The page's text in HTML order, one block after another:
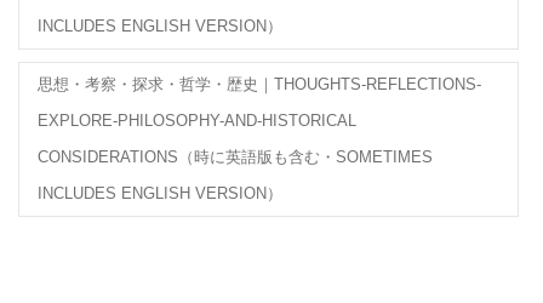
INCLUDES ENGLISH VERSION）
思想・考察・探求・哲学・歴史｜THOUGHTS-REFLECTIONS-
EXPLORE-PHILOSOPHY-AND-HISTORICAL
CONSIDERATIONS（時に英語版も含む・SOMETIMES
INCLUDES ENGLISH VERSION）